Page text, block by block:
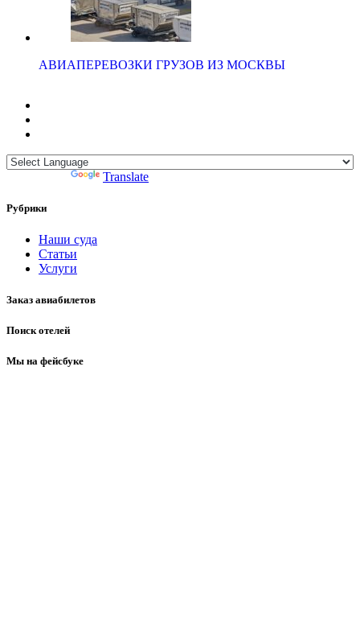
АВИАПЕРЕВОЗКИ ГРУЗОВ ИЗ МОСКВЫ
Translate
Рубрики
Наши суда
Статьи
Услуги
Заказ авиабилетов
Поиск отелей
Мы на фейсбуке